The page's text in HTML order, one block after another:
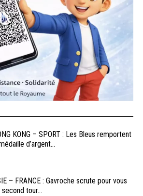
KONG – SPORT : Les Bleus remportent
d’argent...
– FRANCE : Gavroche scrute pour vous
tour...